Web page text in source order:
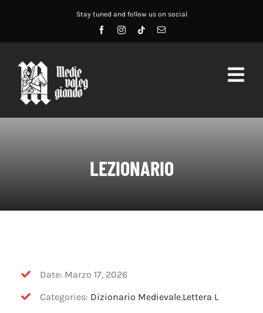
contenuto
Stay tuned and follow us on social
HOME
DIDATTICA
OFF TOPIC
CONTATTI
LEZIONARIO
Date: Marzo 17, 2026
Categories: Dizionario Medievale,Lettera L